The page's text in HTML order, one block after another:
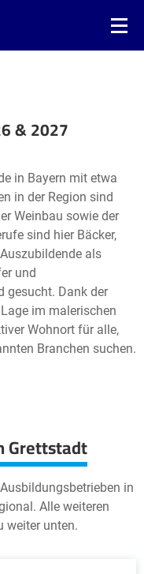
& 2027
| ©OpenStreetMap2
in Bayern mit etwa
in der Region sind
Weinbau sowie der
sind hier Bäcker,
als
und
gesucht. Dank der
im malerischen
Wohnort für alle,
Branchen suchen.
Grettstadt
in
Alle weiteren
weiter unten.